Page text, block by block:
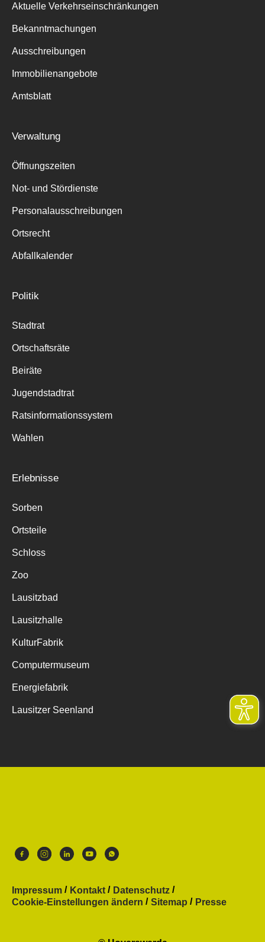
Aktuelle Verkehrseinschränkungen
Bekanntmachungen
Ausschreibungen
Immobilienangebote
Amtsblatt
Verwaltung
Öffnungszeiten
Not- und Stördienste
Personalausschreibungen
Ortsrecht
Abfallkalender
Politik
Stadtrat
Ortschaftsräte
Beiräte
Jugendstadtrat
Ratsinformationssystem
Wahlen
Erlebnisse
Sorben
Ortsteile
Schloss
Zoo
Lausitzbad
Lausitzhalle
KulturFabrik
Computermuseum
Energiefabrik
Lausitzer Seenland
Impressum Kontakt
Datenschutz
Cookie-Einstellungen ändern
Sitemap Presse